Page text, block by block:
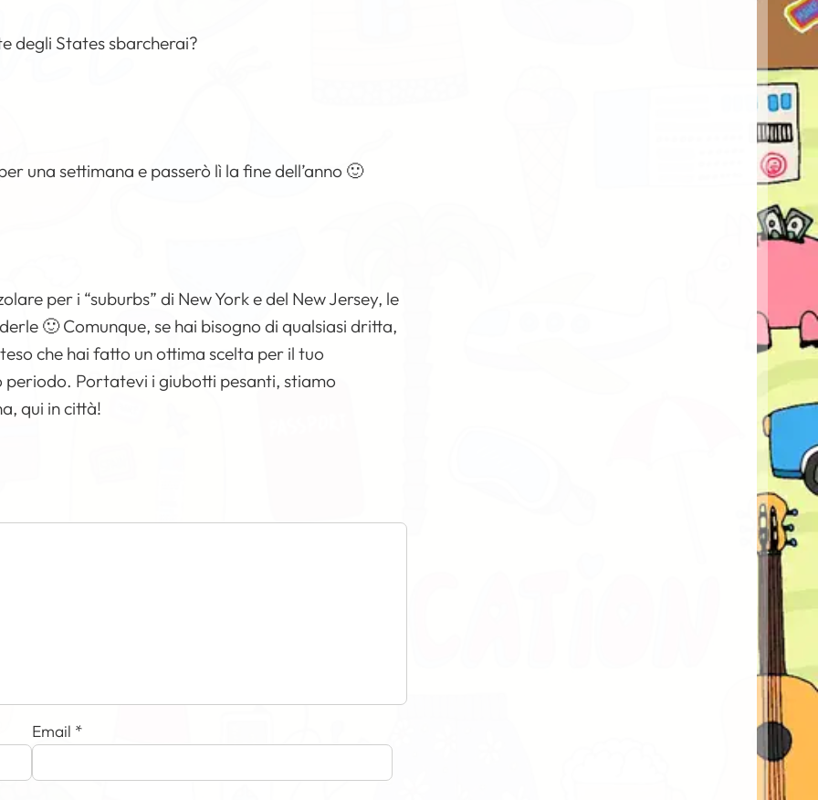
degli States sbarcherai?
una settimana e passerò lì la fine dell’anno 🙂
per i “suburbs” di New York e del New Jersey, le
🙂 Comunque, se hai bisogno di qualsiasi dritta,
che hai fatto un ottima scelta per il tuo
Portatevi i giubotti pesanti, stiamo
qui in città!
Email *